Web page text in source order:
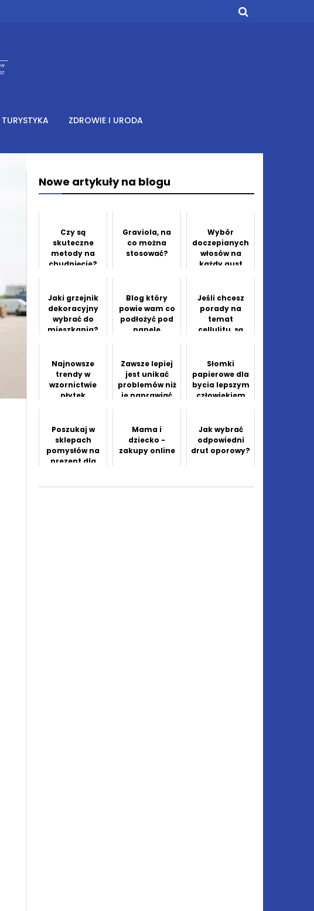
TURYSTYKA ZDROWIE I URODA
Nowe artykuły na blogu
Czy są
skuteczne
metody na
chudnięcie?
Graviola, na
co można
stosować?
Wybór
doczepianych
włosów na
każdy gust
Jaki grzejnik
dekoracyjny
wybrać do
mieszkania?
Blog który
powie wam co
podłożyć pod
panele
Jeśli chcesz
porady na
temat
cellulitu, są
Najnowsze
trendy w
wzornictwie
płytek
Zawsze lepiej
jest unikać
problemów niż
je naprawiać
Słomki
papierowe dla
bycia lepszym
człowiekiem
Poszukaj w
sklepach
pomysłów na
prezent dla
Mama i
dziecko -
zakupy online
Jak wybrać
odpowiedni
drut oporowy?